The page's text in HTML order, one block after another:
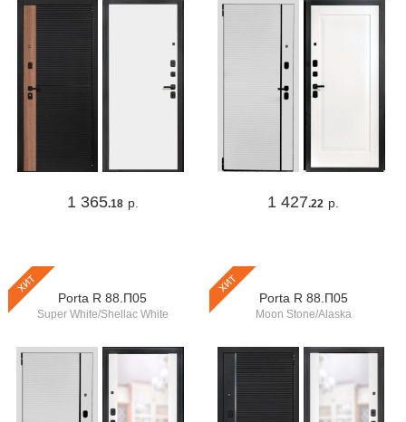
1 365.18 р. 1 427.22 р.
хит
Porta R 88.П05
Super White/Shellac White
хит
Porta R 88.П05
Moon Stone/Alaska